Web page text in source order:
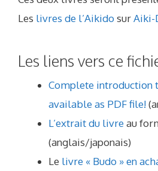
Les livres de l’AikidosurAiki-
Les liens vers ce
Complete introduction
available as PDF file!
L’extrait du livreau
(anglais/japonais)
Le livre « Budo » en